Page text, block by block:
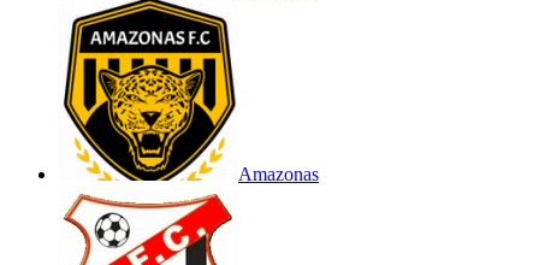
Amazonas